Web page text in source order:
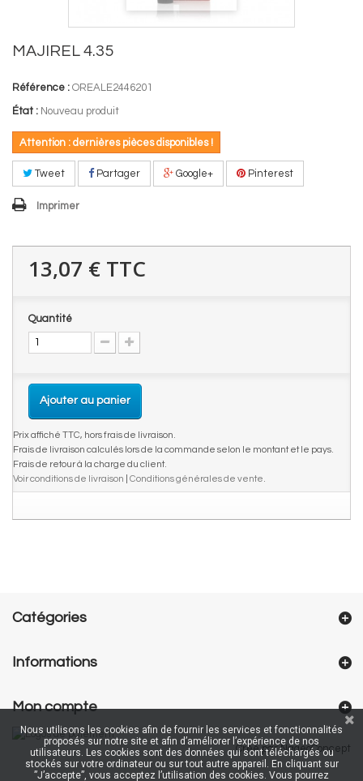
MAJIREL 4.35
Référence : OREALE2446201
État : Nouveau produit
Attention : dernières pièces disponibles !
Tweet Partager Google+ Pinterest
Imprimer
13,07 € TTC
Quantité
Ajouter au panier
Prix affiché TTC, hors frais de livraison.
Frais de livraison calculés lors de la commande selon le montant et le pays.
Frais de retour à la charge du client.
Voir conditions de livraison
Conditions générales de vente
Catégories
Informations
Mon compte
Créé par NageoConcept
Nous utilisons les cookies afin de fournir les services et fonctionnalités
proposés sur notre site et afin d’améliorer l’expérience de nos
utilisateurs. Les cookies sont des données qui sont téléchargés ou
stockés sur votre ordinateur ou sur tout autre appareil. En cliquant sur
”J’accepte”, vous acceptez l’utilisation des cookies. Vous pourrez